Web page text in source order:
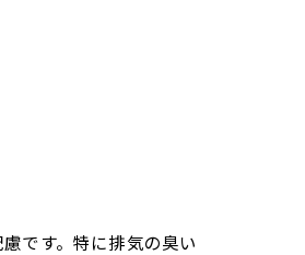
です。特に排気の臭い